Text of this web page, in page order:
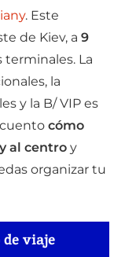
. Este
de Kiev, a 9
terminales. La
la
y la B/ VIP es
cómo
al centro y
organizar tu
viaje